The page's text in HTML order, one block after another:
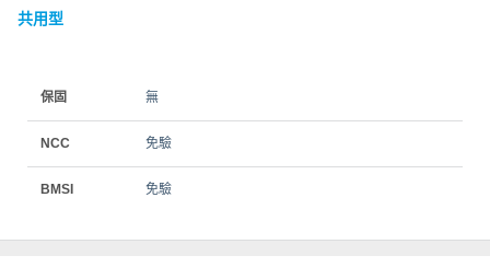
共用型
保固 無
NCC 免驗
BMSI 免驗